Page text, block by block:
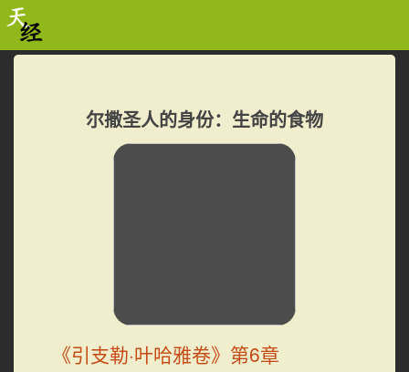
尔撒圣人的身份：生命的食物
《引支勒·叶哈雅卷》第6章